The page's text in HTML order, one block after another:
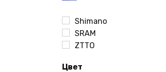
Shimano
SRAM
ZTTO
Цвет